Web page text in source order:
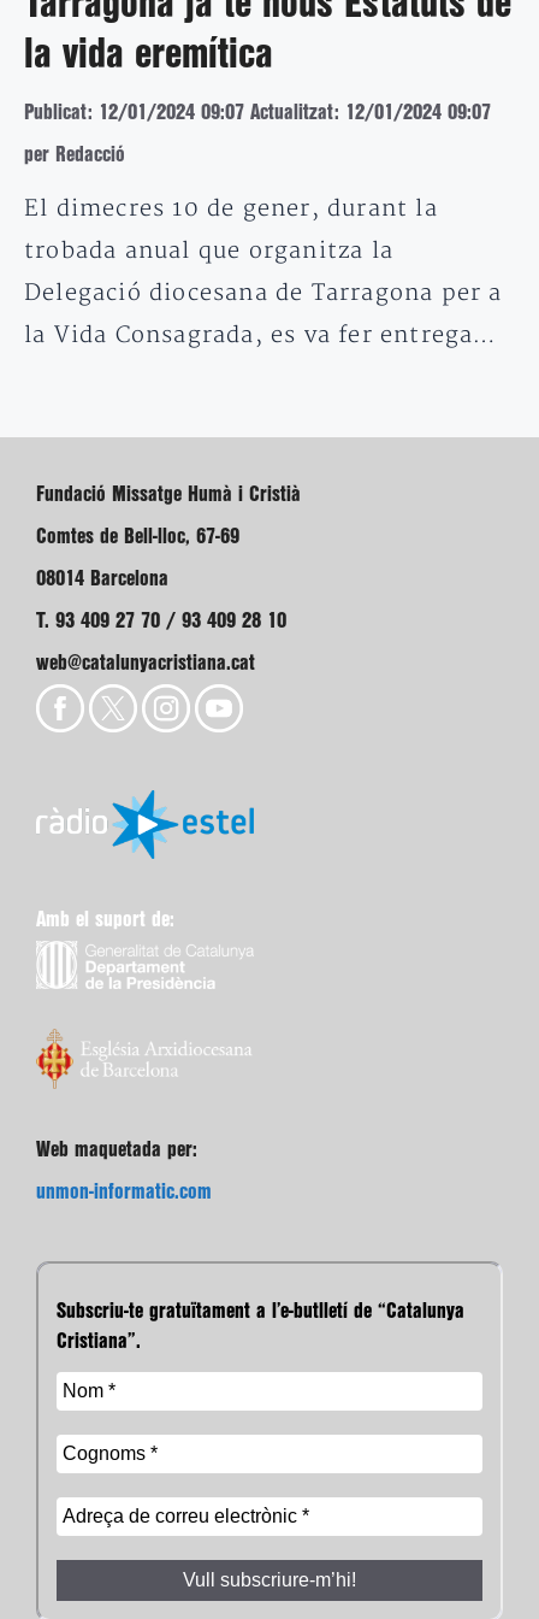
la vida eremítica
Publicat: 12/01/2024 09:07 Actualitzat: 12/01/2024 09:07
per Redacció
El dimecres 10 de gener, durant la
trobada anual que organitza la
Delegació diocesana de Tarragona per a
la Vida Consagrada, es va fer entrega…
Fundació Missatge Humà i Cristià
Comtes de Bell-lloc, 67-69
08014 Barcelona
T. 93 409 27 70 / 93 409 28 10
web@catalunyacristiana.cat
Amb el suport de:
Web maquetada per:
unmon-informatic.com
Subscriu-te gratuïtament a l’e-butlletí de “Catalunya
Cristiana”.